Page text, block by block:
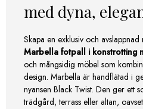
med dyna,
Skapa en exklusiv och
Marbella fotpall i konstrotting
och mångsidig möbel som
design. Marbella är handflätad i
nyansen Black Twist. Den ger ett
trädgård, terrass eller altan,